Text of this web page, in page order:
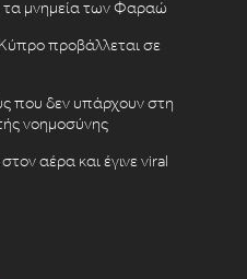
μνημεία των Φαραώ
προβάλλεται σε
που δεν υπάρχουν στη
νοημοσύνης
αέρα και έγινε viral